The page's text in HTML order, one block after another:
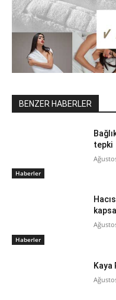
BENZER HABERLER
Haberler
tepki
Haberler
Kaya